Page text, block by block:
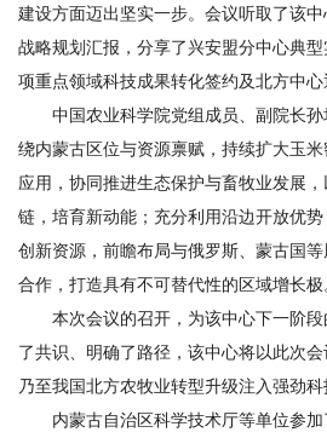
建设方面迈出坚实一步。会议听取了该
战略规划汇报，分享了兴安盟分中心典
项重点领域科技成果转化签约及北方中心
中国农业科学院党组成员、副院长
绕内蒙古区位与资源禀赋，持续扩大玉
应用，协同推进生态保护与畜牧业发展
链，培育新动能；充分利用沿边开放优
创新资源，前瞻布局与俄罗斯、蒙古国
合作，打造具有不可替代性的区域增长极
本次会议的召开，为该中心下一阶
了共识、明确了路径，该中心将以此次
乃至我国北方农牧业转型升级注入强劲科
内蒙古自治区科学技术厅等单位参加